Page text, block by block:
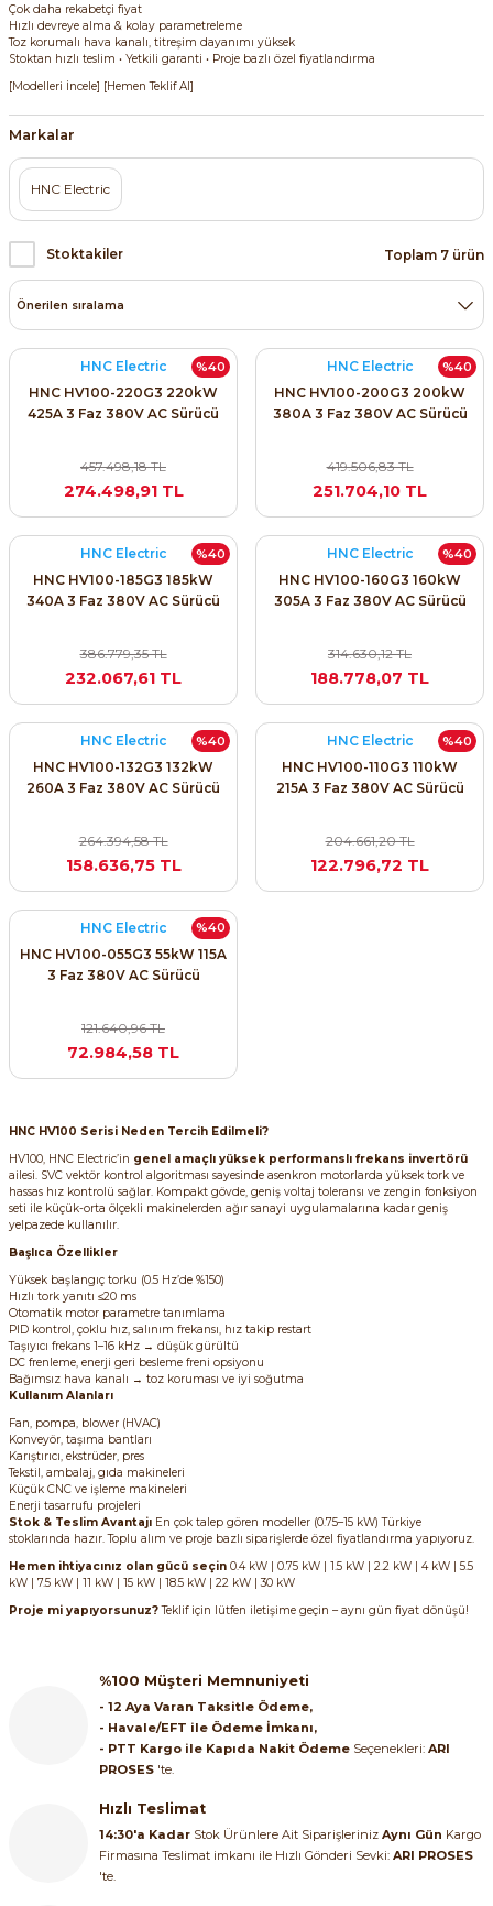
ve Transmitterleri
Sinamics S120 Modüler Sürücü Sistemi
Cihazları
Prizler
(Power Supply)
Taşıma Sistemleri - Spiral , Boru ,
Rölesi, Cihazları ve Anahtarları
- UPS
Kesiciler
Şalterleri
Yol Vericiler
Pako Şalterler
SIMATIC S7-1500
SIMATIC SAFETY
SIMATIC TIA PORTAL HMI Yazılımları
SIMOTION Hareket Kontrol Üniteleri
SIRIUS SAFETY
WinCC Unified Runtime Yazılımları
Çok daha rekabetçi fiyat
Hızlı devreye alma & kolay parametreleme
Toz korumalı hava kanalı, titreşim dayanımı yüksek
Stoktan hızlı teslim • Yetkili garanti • Proje bazlı özel fiyatlandırma
[Modelleri İncele] [Hemen Teklif Al]
Markalar
HNC Electric
Stoktakiler Toplam 7 ürün
%40
HNC Electric
HNC HV100-220G3 220kW
425A 3 Faz 380V AC Sürücü
457.498,18 TL
274.498,91 TL
%40
HNC Electric
HNC HV100-200G3 200kW
380A 3 Faz 380V AC Sürücü
419.506,83 TL
251.704,10 TL
%40
HNC Electric
HNC HV100-185G3 185kW
340A 3 Faz 380V AC Sürücü
386.779,35 TL
232.067,61 TL
%40
HNC Electric
HNC HV100-160G3 160kW
305A 3 Faz 380V AC Sürücü
314.630,12 TL
188.778,07 TL
%40
HNC Electric
HNC HV100-132G3 132kW
260A 3 Faz 380V AC Sürücü
264.394,58 TL
158.636,75 TL
%40
HNC Electric
HNC HV100-110G3 110kW
215A 3 Faz 380V AC Sürücü
204.661,20 TL
122.796,72 TL
%40
HNC Electric
HNC HV100-055G3 55kW 115A
3 Faz 380V AC Sürücü
121.640,96 TL
72.984,58 TL
HNC HV100 Serisi Neden Tercih Edilmeli?
HV100, HNC Electric’in genel amaçlı yüksek performanslı frekans invertörü
ailesi. SVC vektör kontrol algoritması sayesinde asenkron motorlarda yüksek tork ve
hassas hız kontrolü sağlar. Kompakt gövde, geniş voltaj toleransı ve zengin fonksiyon
seti ile küçük-orta ölçekli makinelerden ağır sanayi uygulamalarına kadar geniş
yelpazede kullanılır.
Başlıca Özellikler
Yüksek başlangıç torku (0.5 Hz’de %150)
Hızlı tork yanıtı ≤20 ms
Otomatik motor parametre tanımlama
PID kontrol, çoklu hız, salınım frekansı, hız takip restart
Taşıyıcı frekans 1–16 kHz → düşük gürültü
DC frenleme, enerji geri besleme freni opsiyonu
Bağımsız hava kanalı → toz koruması ve iyi soğutma
Kullanım Alanları
Fan, pompa, blower (HVAC)
Konveyör, taşıma bantları
Karıştırıcı, ekstrüder, pres
Tekstil, ambalaj, gıda makineleri
Küçük CNC ve işleme makineleri
Enerji tasarrufu projeleri
Stok & Teslim Avantajı En çok talep gören modeller (0.75–15 kW) Türkiye
stoklarında hazır. Toplu alım ve proje bazlı siparişlerde özel fiyatlandırma yapıyoruz.
Hemen ihtiyacınız olan gücü seçin 0.4 kW | 0.75 kW | 1.5 kW | 2.2 kW | 4 kW | 5.5
kW | 7.5 kW | 11 kW | 15 kW | 18.5 kW | 22 kW | 30 kW
Proje mi yapıyorsunuz?Teklif için lütfen iletişime geçin – aynı gün fiyat dönüşü!
%100 Müşteri Memnuniyeti
- 12 Aya Varan Taksitle Ödeme,
- Havale/EFT ile Ödeme İmkanı,
- PTT Kargo ile Kapıda Nakit Ödeme Seçenekleri: ARI
PROSES 'te.
Hızlı Teslimat
14:30'a Kadar Stok Ürünlere Ait Siparişleriniz Aynı Gün Kargo
Firmasına Teslimat imkanı ile Hızlı Gönderi Sevki: ARI PROSES
'te.